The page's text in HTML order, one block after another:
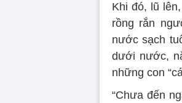
Khi đó, lũ
rồng rắn
nước sạch
dưới nước,
những con
“Chưa đến